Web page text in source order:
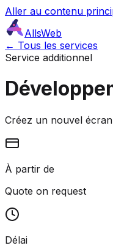
Aller au contenu
AllsWeb
← Tous les services
Service additionnel
Créez un nouvel
À partir de
Quote on request
Délai